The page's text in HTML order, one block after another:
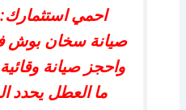
احمي
واحجز صيانة
ما العطل يحدد